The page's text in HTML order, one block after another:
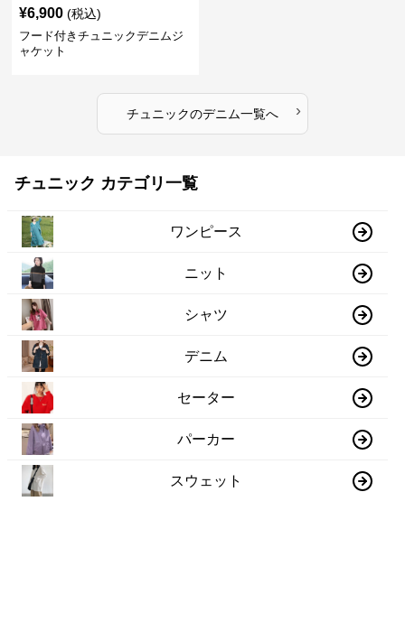
¥6,900 (税込)
フード付きチュニックデニムジ
ャケット
チュニックのデニム一覧へ ›
チュニック カテゴリ一覧
ワンピース
ニット
シャツ
デニム
セーター
パーカー
スウェット